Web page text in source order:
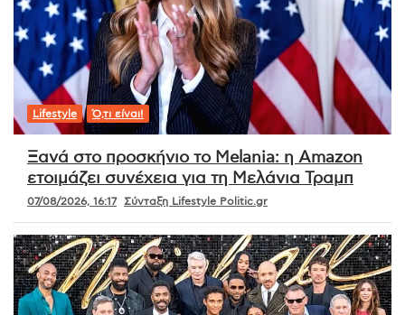
Lifestyle Ό,τι είναι!
Ξανά στο προσκήνιο το Melania: η Amazon
ετοιμάζει συνέχεια για τη Μελάνια Τραμπ
07/08/2026, 16:17 Σύνταξη Lifestyle Politic.gr